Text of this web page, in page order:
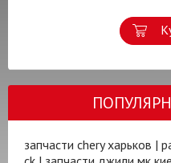
запчасти chery харьков |